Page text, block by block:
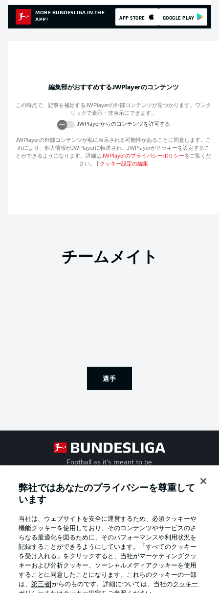
MORE BUNDESLIGA IN THE
APP!
APP STORE GOOGLE PLAY
編集部がおすすめするJWPlayerのコンテンツ
この時点で、記事を補足するJWPlayerの外部コンテンツが見つかります。ワンク
リックで表示・非表示にできます。
JWPlayerからのコンテンツを許可する
JWPlayerの外部コンテンツが私に表示される可能性があることに同意します。こ
れにより、個人情報がJWPlayerに転送され、 JWPlayerがクッキーを設定するこ
とができるようになります。詳細はJWPlayerのプライバシーポリシーをご覧くだ
さい。
クッキー設定の編集
チームメイト
選手
Football as it's meant to be
Official Partners
弊社ではあなたのプライバシーを尊重して
います
当社は、ウェブサイトを安全に運営するため、必須クッキーや
機能クッキーを使用しており、そのコンテンツやサービスのさ
らなる最適化を図るために、そのパフォーマンスや利用状況を
記録することができるようにしています。「すべてのクッキー
を受け入れる」をクリックすると、当社がマーケティングクッ
キーおよび分析クッキー、ソーシャルメディアクッキーを使用
することに同意したことになります。これらのクッキーの一部
は、第三者 からのものです。詳細については、当社のクッキー